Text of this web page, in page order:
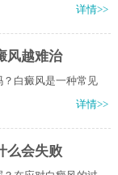
详情>>
风越难治
白癜风是一种常见
详情>>
么会失败